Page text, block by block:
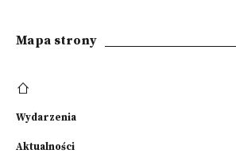
Mapa strony
Wydarzenia
Aktualności